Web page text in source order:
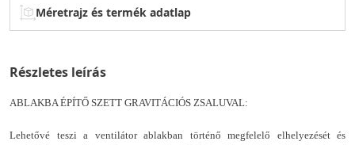
Méretrajz és termék adatlap
Részletes leírás
ABLAKBA ÉPÍTŐ SZETT GRAVITÁCIÓS ZSALUVAL:
Lehetővé teszi a ventilátor ablakban történő megfelelő elhelyezését és